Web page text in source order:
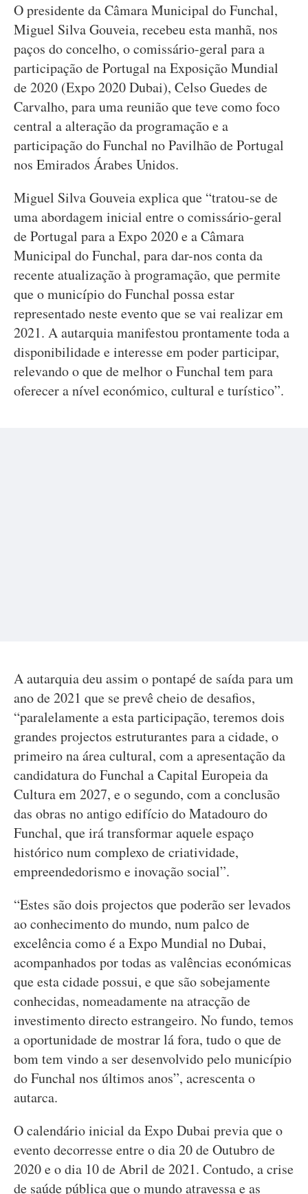
O presidente da Câmara Municipal do Funchal,
Miguel Silva Gouveia, recebeu esta manhã, nos
paços do concelho, o comissário-geral para a
participação de Portugal na Exposição Mundial
de 2020 (Expo 2020 Dubai), Celso Guedes de
Carvalho, para uma reunião que teve como foco
central a alteração da programação e a
participação do Funchal no Pavilhão de Portugal
nos Emirados Árabes Unidos.
Miguel Silva Gouveia explica que “tratou-se de
uma abordagem inicial entre o comissário-geral
de Portugal para a Expo 2020 e a Câmara
Municipal do Funchal, para dar-nos conta da
recente atualização à programação, que permite
que o município do Funchal possa estar
representado neste evento que se vai realizar em
2021. A autarquia manifestou prontamente toda a
disponibilidade e interesse em poder participar,
relevando o que de melhor o Funchal tem para
oferecer a nível económico, cultural e turístico”.
A autarquia deu assim o pontapé de saída para um
ano de 2021 que se prevê cheio de desafios,
“paralelamente a esta participação, teremos dois
grandes projectos estruturantes para a cidade, o
primeiro na área cultural, com a apresentação da
candidatura do Funchal a Capital Europeia da
Cultura em 2027, e o segundo, com a conclusão
das obras no antigo edifício do Matadouro do
Funchal, que irá transformar aquele espaço
histórico num complexo de criatividade,
empreendedorismo e inovação social”.
“Estes são dois projectos que poderão ser levados
ao conhecimento do mundo, num palco de
excelência como é a Expo Mundial no Dubai,
acompanhados por todas as valências económicas
que esta cidade possui, e que são sobejamente
conhecidas, nomeadamente na atracção de
investimento directo estrangeiro. No fundo, temos
a oportunidade de mostrar lá fora, tudo o que de
bom tem vindo a ser desenvolvido pelo município
do Funchal nos últimos anos”, acrescenta o
autarca.
O calendário inicial da Expo Dubai previa que o
evento decorresse entre o dia 20 de Outubro de
2020 e o dia 10 de Abril de 2021. Contudo, a crise
de saúde pública que o mundo atravessa e as